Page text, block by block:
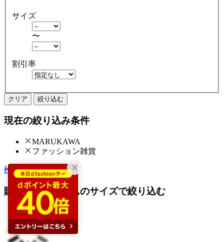
サイズ
〜
割引率
クリア 絞り込む
現在の絞り込み条件
MARUKAWA
ファッション雑貨
検索履歴から探す
購入済みアイテムのサイズで絞り込む